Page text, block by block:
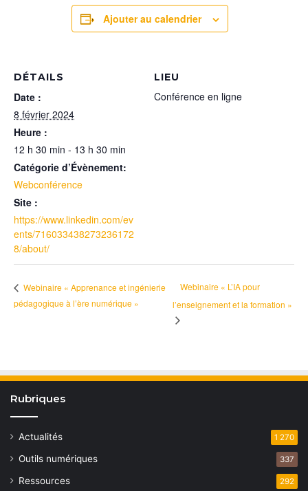
Ajouter au calendrier
DÉTAILS
Date :
8 février 2024
Heure :
12 h 30 min - 13 h 30 min
Catégorie d’Évènement:
Webconférence
Site :
https://www.linkedin.com/ev
ents/716033438273236172
8/about/
LIEU
Conférence en ligne
Webinaire « Apprenance et ingénierie
pédagogique à l’ère numérique »
Webinaire « L’IA pour
l’enseignement et la formation »
Rubriques
Actualités 1 270
Outils numériques 337
Ressources 292